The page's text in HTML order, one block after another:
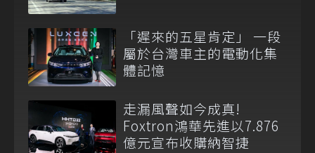
「遲來的五星肯定」 一段
屬於台灣車主的電動化集
體記憶
走漏風聲如今成真!
Foxtron鴻華先進以7.876
億元宣布收購納智捷